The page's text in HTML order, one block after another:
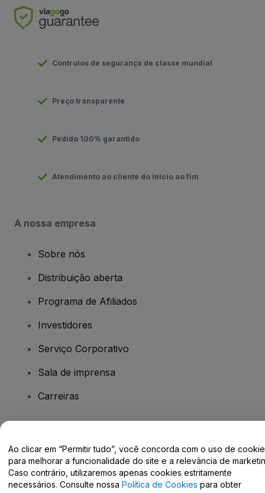
Controlos de segurança de classe mundial
Preço transparente
Pedido 100% garantido
Atendimento ao cliente do início ao fim
A nossa empresa
Sobre nós
Distribuição aberta
Programa de Afiliados
Investidores
Serviço Corporativo
Sala de imprensa
Carreiras
Centro de Ajuda / Fale Conosco
Ao clicar em “Permitir tudo”, você concorda com o uso de
para melhorar a funcionalidade do site e a relevância de
Caso contrário, utilizaremos apenas cookies estritamente
necessários. Consulte nossa Política de Cookies para obter